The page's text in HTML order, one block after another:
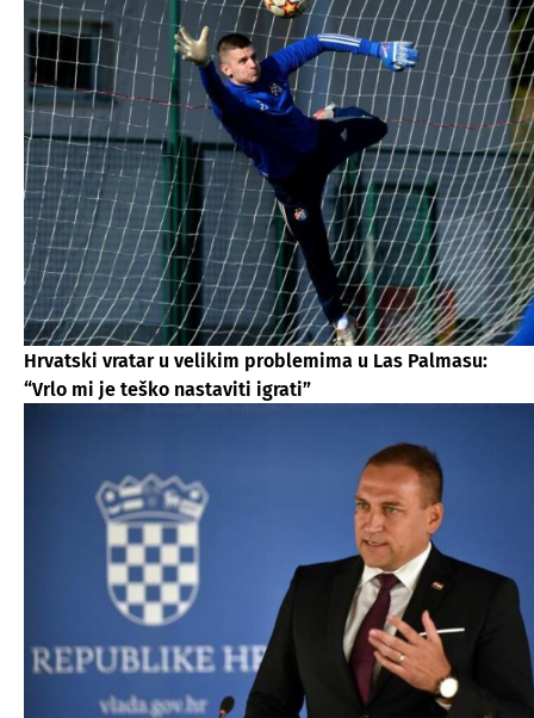
Hrvatski vratar u velikim problemima u Las Palmasu:
“Vrlo mi je teško nastaviti igrati”